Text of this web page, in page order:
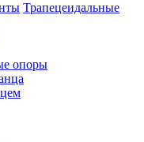
Трапецеидальные
опоры